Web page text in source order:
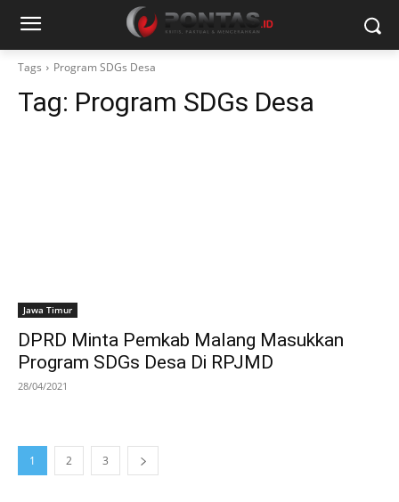
Tags Program SDGs Desa
Tag: Program SDGs Desa
Jawa Timur
DPRD Minta Pemkab Malang Masukkan
Program SDGs Desa Di RPJMD
28/04/2021
1 2 3